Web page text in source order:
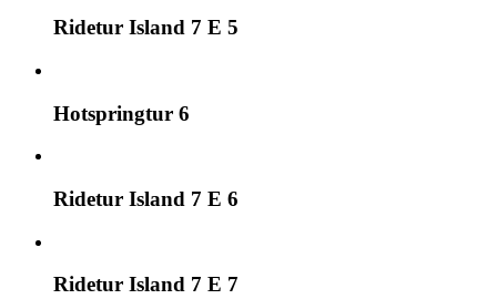
Ridetur Island 7 E 5
Hotspringtur 6
Ridetur Island 7 E 6
Ridetur Island 7 E 7